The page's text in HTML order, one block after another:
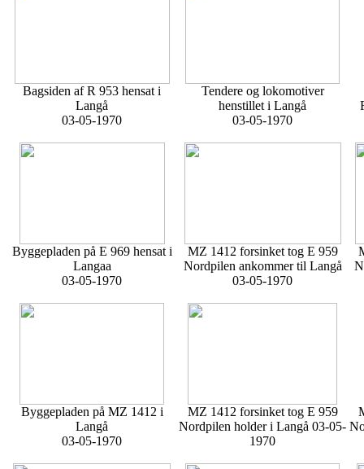
Bagsiden af R 953 hensat i
Langå
03-05-1970
Tendere og lokomotiver
henstillet i Langå
03-05-1970
Byggepladen på E 969 hensat i
Langaa
03-05-1970
MZ 1412 forsinket tog E 959
Nordpilen ankommer til Langå
03-05-1970
Byggepladen på MZ 1412 i
Langå
03-05-1970
MZ 1412 forsinket tog E 959
Nordpilen holder i Langå 03-05-
1970